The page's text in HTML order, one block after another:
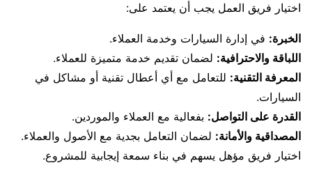
اختيار فريق العمل يجب أن يعتمد على:
الخبرة: في إدارة السيارات وخدمة العملاء.
اللباقة والاحترافية: لضمان تقديم خدمة متميزة للعملاء.
المعرفة التقنية: للتعامل مع أي أعطال تقنية أو مشاكل في
السيارات.
القدرة على التواصل: بفعالية مع العملاء والموردين.
المصداقية والأمانة: لضمان التعامل بجدية مع الأصول والعملاء.
اختيار فريق مؤهل يسهم في بناء سمعة إيجابية للمشروع.